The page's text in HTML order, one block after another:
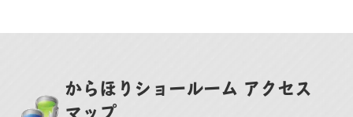
からほりショールーム アクセス